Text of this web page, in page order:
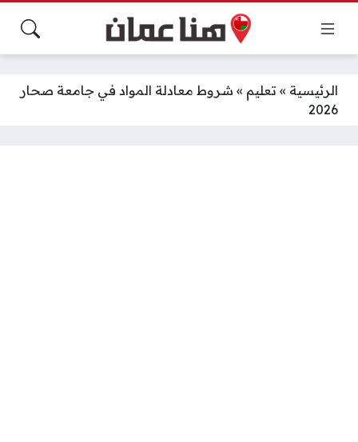
الرئيسية » تعليم » شروط معادلة المواد في جامعة صحار
2026